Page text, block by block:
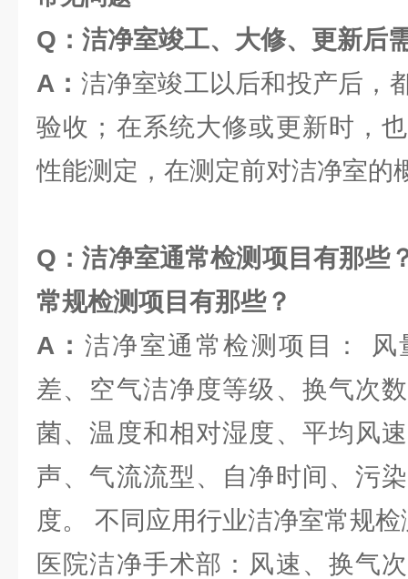
Q：洁净室竣工、大修、更新后
A： 洁净室竣工以后和投产后，
验收；在系统大修或更新时，
性能测定，在测定前对洁净室的
Q：洁净室通常检测项目有那些
常规检测项目有那些？
A： 洁净室通常检测项目：
差、空气洁净度等级、换气次
菌、温度和相对湿度、平均风
声、气流流型、自净时间、污
度。 不同应用行业洁净室常规
医院洁净手术部：风速、换气